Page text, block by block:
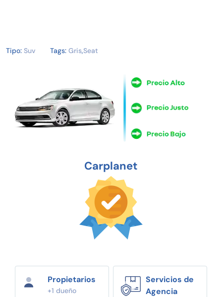
Tipo: Suv Tags: Gris,Seat
Carplanet
Propietarios
+1 dueño
Servicios de
Agencia